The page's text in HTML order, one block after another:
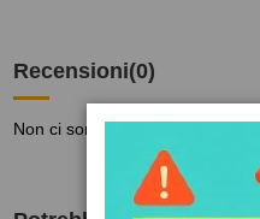
Recensioni(0)
Non ci sono recensioni